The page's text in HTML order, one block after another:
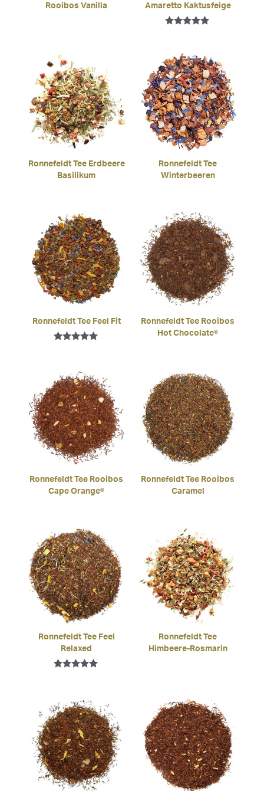
Rooibos Vanilla
Amaretto Kaktusfeige
Ronnefeldt Tee Erdbeere
Basilikum
Ronnefeldt Tee
Winterbeeren
Ronnefeldt Tee Feel Fit
Ronnefeldt Tee Rooibos
Hot Chocolate®
Ronnefeldt Tee Rooibos
Cape Orange®
Ronnefeldt Tee Rooibos
Caramel
Ronnefeldt Tee Feel
Relaxed
Ronnefeldt Tee
Himbeere-Rosmarin